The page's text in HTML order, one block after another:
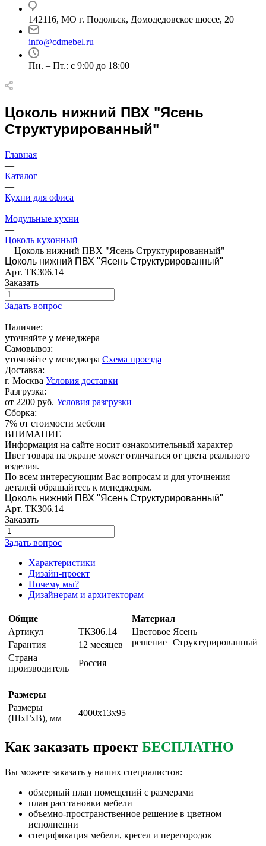
142116, МО г. Подольск, Домодедовское шоссе, 20
info@cdmebel.ru
Пн. – Пт.: с 9:00 до 18:00
Цоколь нижний ПВХ "Ясень
Структурированный"
Главная
—
Каталог
—
Кухни для офиса
—
Модульные кухни
—
Цоколь кухонный
—Цоколь нижний ПВХ "Ясень Структурированный"
Цоколь нижний ПВХ "Ясень Структурированный"
Арт. ТК306.14
Заказать
Задать вопрос
Наличие:
уточняйте у менеджера
Самовывоз:
уточняйте у менеджера Схема проезда
Доставка:
г. Москва Условия доставки
Разгрузка:
от 2200 руб. Условия разгрузки
Сборка:
7% от стоимости мебели
ВНИМАНИЕ
Информация на сайте носит ознакомительный характер
Цвет товара на экране может отличаться от цвета реального
изделия.
По всем интересующим Вас вопросам и для уточнения
деталей обращайтесь к менеджерам.
Цоколь нижний ПВХ "Ясень Структурированный"
Арт. ТК306.14
Заказать
Задать вопрос
Характеристики
Дизайн-проект
Почему мы?
Дизайнерам и архитекторам
Общие
Артикул
ТК306.14
Гарантия
12 месяцев
Страна
производитель
Россия
Размеры
Размеры
(ШxГxВ), мм
4000х13х95
Материал
Цветовое
решение
Ясень
Структурированный
Как заказать проект БЕСПЛАТНО
Вы можете заказать у наших специалистов:
обмерный план помещений с размерами
план расстановки мебели
объемно-пространственное решение в цветном
исполнении
спецификация мебели, кресел и перегородок